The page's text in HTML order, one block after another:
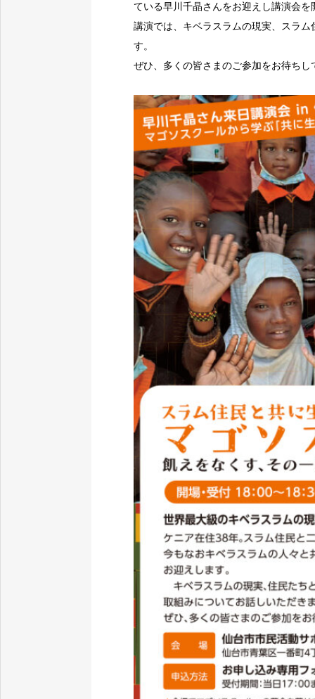
ている早川千晶さんをお迎えし講演会を
講演では、キベラスラムの現実、スラ
す。
ぜひ、多くの皆さまのご参加をお待ちし